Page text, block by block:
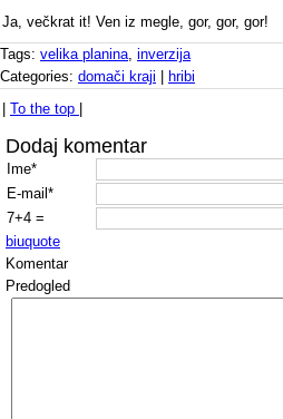
Ja, večkrat it! Ven iz megle, gor, gor, gor!
Tags: velika planina, inverzija
Categories: domači kraji
hribi
To the top
Dodaj komentar
Ime*
E-mail*
7+4 =
biuquote
Komentar
Predogled